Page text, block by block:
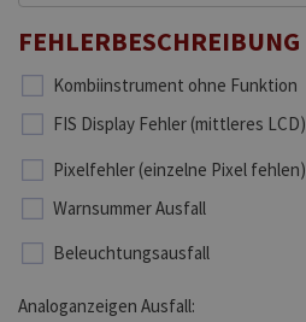
FEHLERBESCHREIBUNG
Kombiinstrument ohne Funktion
FIS Display Fehler (mittleres LCD)
Pixelfehler (einzelne Pixel fehlen)
Warnsummer Ausfall
Beleuchtungsausfall
Analoganzeigen Ausfall: